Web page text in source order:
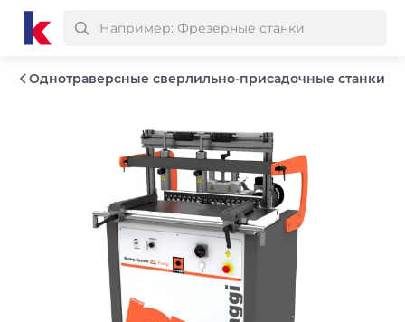
Однотраверсные сверлильно-присадочные станки